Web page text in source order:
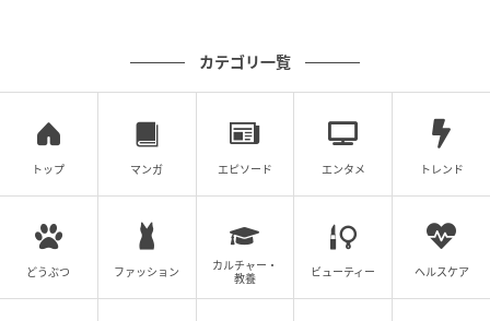
カテゴリ一覧
トップ マンガ エピソード エンタメ トレンド
どうぶつ ファッション
カルチャー・
教養
ビューティー ヘルスケア